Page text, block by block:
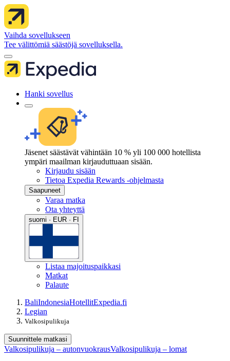
Vaihda sovellukseen
Tee välittömiä säästöjä sovelluksella.
Hanki sovellus
Jäsenet säästävät vähintään 10 % yli 100 000 hotellista
ympäri maailman kirjauduttuaan sisään.
Kirjaudu sisään
Tietoa Expedia Rewards -ohjelmasta
Saapuneet
Varaa matka
Ota yhteyttä
suomi · EUR · FI
Listaa majoituspaikkasi
Matkat
Palaute
BaliIndonesiaHotellitExpedia.fi
Legian
Valkosipulikuja
Suunnittele matkasi
Valkosipulikuja – autonvuokrausValkosipulikuja – lomat